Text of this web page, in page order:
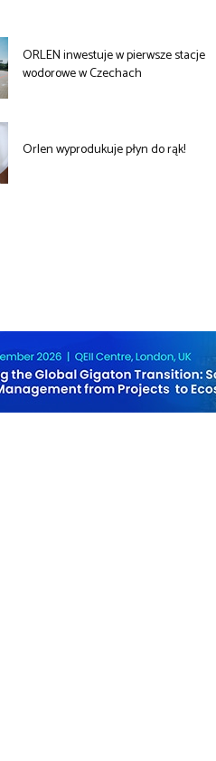
ORLEN inwestuje w pierwsze stacje
wodorowe w Czechach
Orlen wyprodukuje płyn do rąk!